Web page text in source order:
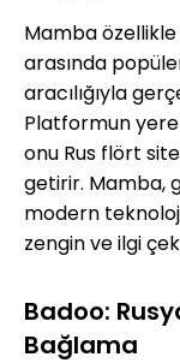
Mamba
arasında
aracılığıyla
Platformun
onu Rus flört
getirir. Mamba,
modern
zengin ve ilgi
Badoo:
Bağlama